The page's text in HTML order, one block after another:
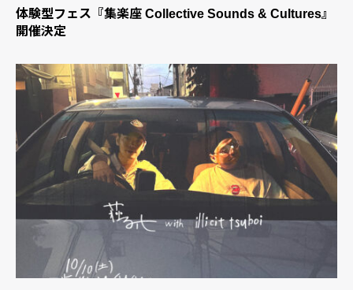
体験型フェス『集楽座 Collective Sounds & Cultures』
開催決定